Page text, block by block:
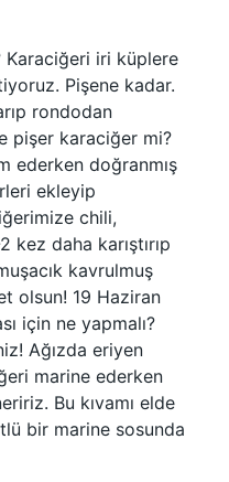
iri küplere
Pişene kadar.
rondodan
pişer karaciğer mi?
ederken doğranmış
ekleyip
chili,
daha karıştırıp
kavrulmuş
olsun! 19 Haziran
için ne yapmalı?
Ağızda eriyen
marine ederken
Bu kıvamı elde
bir marine sosunda